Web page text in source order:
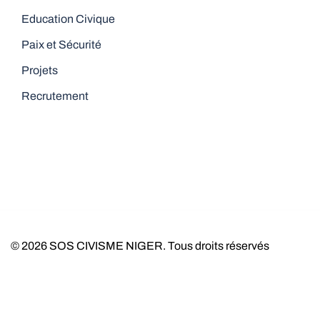
Education Civique
Paix et Sécurité
Projets
Recrutement
© 2026 SOS CIVISME NIGER. Tous droits réservés